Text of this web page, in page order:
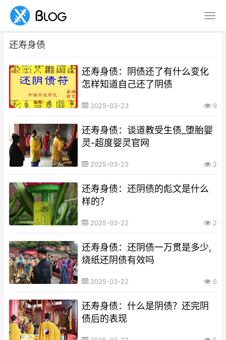
还寿身债
还寿身债：阴债还了有什么变化
怎样知道自己还了阴债
2025-03-23 9
还寿身债：谈道教受生债_堕胎婴
灵-超度婴灵官网
2025-03-23 2
还寿身债：还阴债的彪文是什么
样的？
2025-03-22 2
还寿身债：还阴债一万贯是多少,
烧纸还阴债有效吗
2025-03-22 6
还寿身债：什么是阴债？还完阴
债后的表现